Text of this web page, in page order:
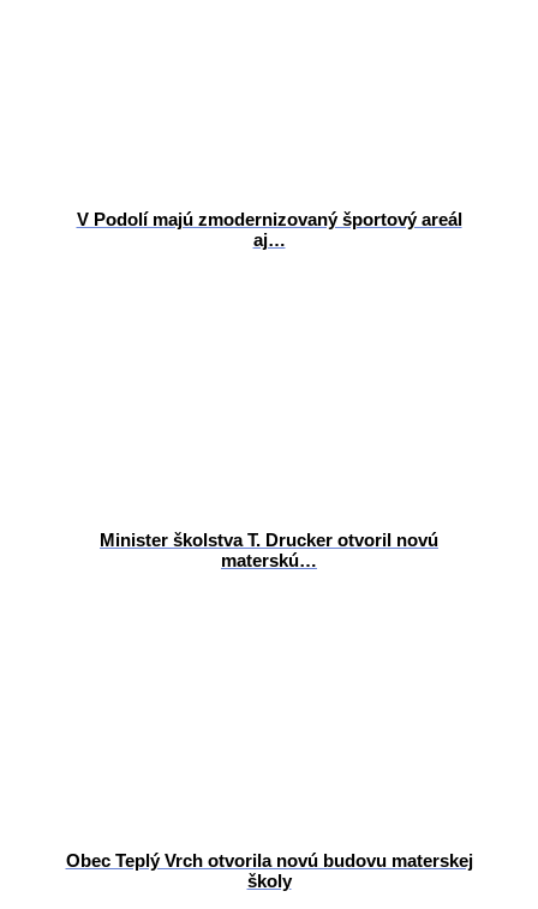
V Podolí majú zmodernizovaný športový areál
aj…
Minister školstva T. Drucker otvoril novú
materskú…
Obec Teplý Vrch otvorila novú budovu materskej
školy